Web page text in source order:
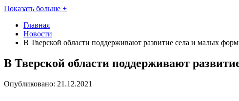
Показать больше +
Главная
Новости
В Тверской области поддерживают развитие села и малых форм
В Тверской области поддерживают
Опубликовано: 21.12.2021